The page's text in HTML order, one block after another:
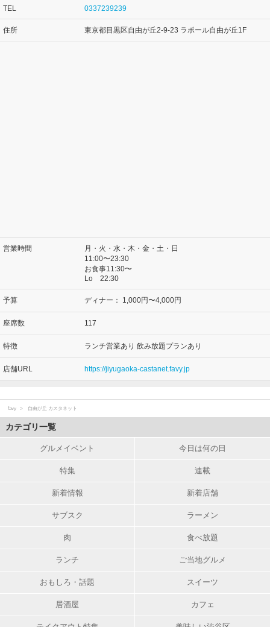
TEL 0337239239
住所 東京都目黒区自由が丘2-9-23 ラポール自由が丘1F
営業時間
月・火・水・木・金・土・日
11:00〜23:30
お食事11:30〜
Lo 22:30
予算 ディナー： 1,000円〜4,000円
座席数 117
特徴 ランチ営業あり 飲み放題プランあり
店舗URL https://jiyugaoka-castanet.favy.jp
favy 自由が丘 カスタネット
カテゴリ一覧
グルメイベント 今日は何の日
特集 連載
新着情報 新着店舗
サブスク ラーメン
肉 食べ放題
ランチ ご当地グルメ
おもしろ・話題 スイーツ
居酒屋 カフェ